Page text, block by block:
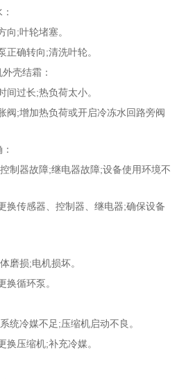
;叶轮堵塞。
确转向;清洗叶轮。
壳结霜：
过长;热负荷太小。
;增加热负荷或开启冷冻水回路旁阀
器故障;继电器故障;设备使用环境不
传感器、控制器、继电器;确保设备
损;电机损坏。
循环泵。
冷媒不足;压缩机启动不良。
压缩机;补充冷媒。